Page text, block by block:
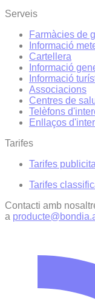
Serveis
Farmàcies de
Informació
Cartellera
Informació
Informació
Associacions
Centres de
Telèfons
Enllaços
Tarifes
Tarifes
Tarifes
Contacti amb
a